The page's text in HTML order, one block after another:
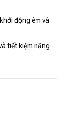
động êm và
tiết kiệm năng